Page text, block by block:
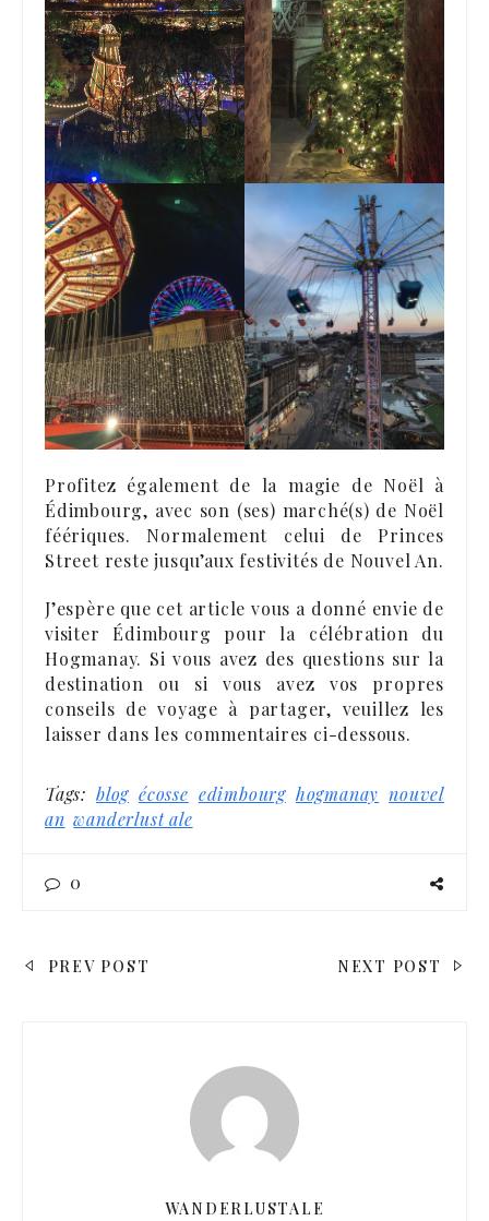
Profitez également de la magie de Noël à
Édimbourg, avec son (ses) marché(s) de Noël
féériques. Normalement celui de Princes
Street reste jusqu’aux festivités de Nouvel An.
J’espère que cet article vous a donné envie de
visiter Édimbourg pour la célébration du
Hogmanay. Si vous avez des questions sur la
destination ou si vous avez vos propres
conseils de voyage à partager, veuillez les
laisser dans les commentaires ci-dessous.
Tags: blog écosse edimbourg hogmanay nouvel
an wanderlust ale
0
NAVIGATION
PREV POST NEXT POST
WANDERLUSTALE